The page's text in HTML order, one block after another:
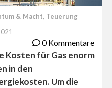
& Macht, Teuerung
0 Kommentare
Kosten für Gas enorm
in den
Um die